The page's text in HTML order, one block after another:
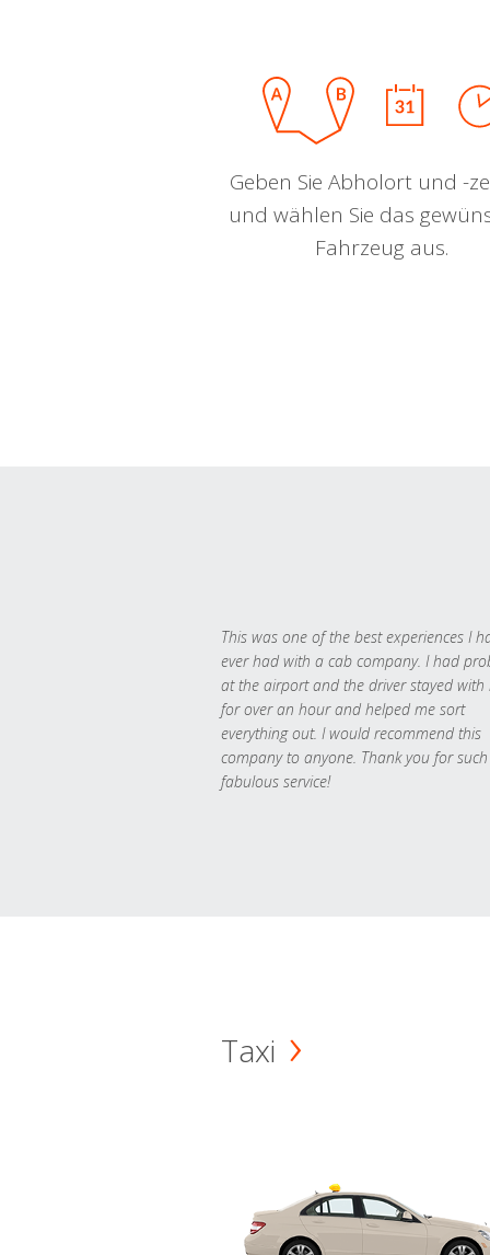
Geben Sie Abholort und -
und wählen Sie das
Fahrzeug aus.
This was one of the best experiences I
ever had with a cab company. I had
at the airport and the driver stayed with
for over an hour and helped me sort
everything out. I would recommend this
company to anyone. Thank you for such
fabulous service!
Taxi